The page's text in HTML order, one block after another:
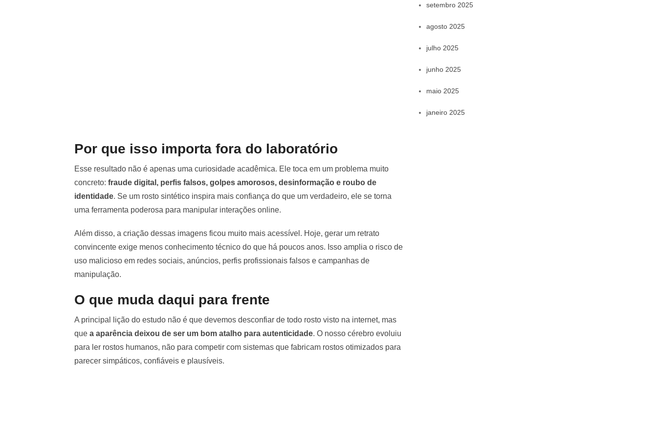
Por que isso importa fora do laboratório
Esse resultado não é apenas uma curiosidade acadêmica. Ele toca em um problema muito
concreto: fraude digital, perfis falsos, golpes amorosos, desinformação e roubo de
identidade. Se um rosto sintético inspira mais confiança do que um verdadeiro, ele se torna
uma ferramenta poderosa para manipular interações online.
Além disso, a criação dessas imagens ficou muito mais acessível. Hoje, gerar um retrato
convincente exige menos conhecimento técnico do que há poucos anos. Isso amplia o risco de
uso malicioso em redes sociais, anúncios, perfis profissionais falsos e campanhas de
manipulação.
O que muda daqui para frente
A principal lição do estudo não é que devemos desconfiar de todo rosto visto na internet, mas
que a aparência deixou de ser um bom atalho para autenticidade. O nosso cérebro evoluiu
para ler rostos humanos, não para competir com sistemas que fabricam rostos otimizados para
parecer simpáticos, confiáveis e plausíveis.
setembro 2025
agosto 2025
julho 2025
junho 2025
maio 2025
janeiro 2025